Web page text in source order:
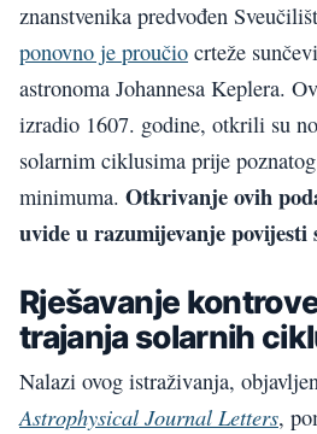
znanstvenika predvođen
ponovno je proučio crteže
astronoma Johannesa Keplera.
izradio 1607. godine, otkrili su
solarnim ciklusima prije
minimuma. Otkrivanje ovih
uvide u razumijevanje
Rješavanje
trajanja solarnih
Nalazi ovog istraživanja,
Astrophysical Journal Letters,